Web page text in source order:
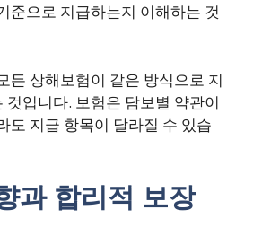
준으로 지급하는지 이해하는 것
든 상해보험이 같은 방식으로 지
것입니다. 보험은 담보별 약관이
도 지급 항목이 달라질 수 있습
과 합리적 보장